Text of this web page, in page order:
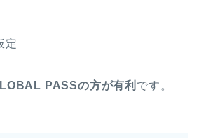
定
PASSの方が有利 です。